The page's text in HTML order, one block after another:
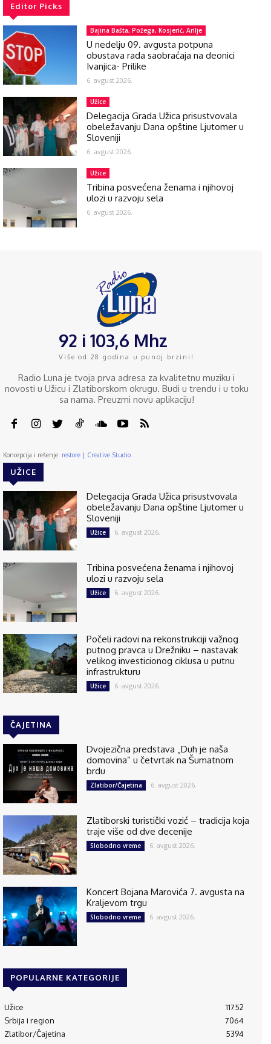
Editor Picks
Bajina Bašta, Požega, Kosjerić, Arilje
U nedelju 09. avgusta potpuna
obustava rada saobraćaja na deonici
Ivanjica- Prilike
6. avgust 2026.
Užice
Delegacija Grada Užica prisustvovala
obeležavanju Dana opštine Ljutomer u
Sloveniji
6. avgust 2026.
Užice
Tribina posvećena ženama i njihovoj
ulozi u razvoju sela
6. avgust 2026.
92 i 103,6 Mhz
Više od 28 godina u punoj brzini!
Radio Luna je tvoja prva adresa za kvalitetnu muziku i
novosti u Užicu i Zlatiborskom okrugu. Budi u trendu i u toku
sa nama. Preuzmi novu aplikaciju!
Koncepcija i rešenje: restore | Creative Studio
UŽICE
Delegacija Grada Užica prisustvovala
obeležavanju Dana opštine Ljutomer u
Sloveniji
Užice 6. avgust 2026.
Tribina posvećena ženama i njihovoj
ulozi u razvoju sela
Užice 6. avgust 2026.
Počeli radovi na rekonstrukciji važnog
putnog pravca u Drežniku – nastavak
velikog investicionog ciklusa u putnu
infrastrukturu
Užice 6. avgust 2026.
ČAJETINA
Dvojezična predstava „Duh je naša
domovina” u četvrtak na Šumatnom
brdu
Zlatibor/Čajetina 6. avgust 2026.
Zlatiborski turistički vozić – tradicija koja
traje više od dve decenije
Slobodno vreme 6. avgust 2026.
Koncert Bojana Marovića 7. avgusta na
Kraljevom trgu
Slobodno vreme 6. avgust 2026.
POPULARNE KATEGORIJE
Užice
11752
Srbija i region
7064
Zlatibor/Čajetina
5394